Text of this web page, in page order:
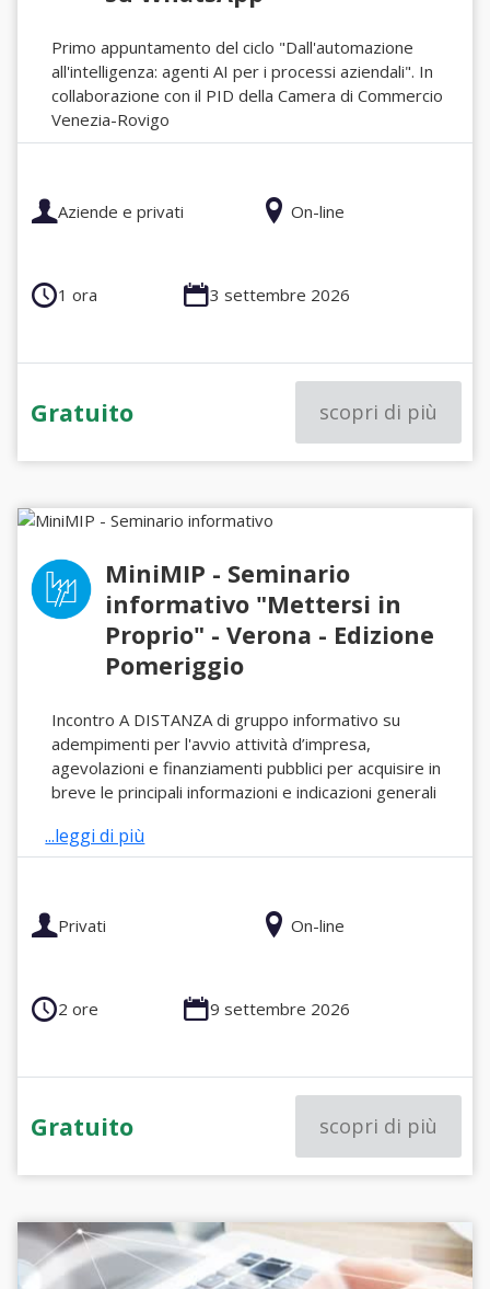
Primo appuntamento del ciclo "Dall'automazione
all'intelligenza: agenti AI per i processi aziendali". In
collaborazione con il PID della Camera di Commercio
Venezia-Rovigo
Aziende e privati On-line
1 ora 3 settembre 2026
Gratuito scopri di più
MiniMIP - Seminario
informativo "Mettersi in
Proprio" - Verona - Edizione
Pomeriggio
Incontro A DISTANZA di gruppo informativo su
adempimenti per l'avvio attività d’impresa,
agevolazioni e finanziamenti pubblici per acquisire in
breve le principali informazioni e indicazioni generali
...leggi di più
Privati On-line
2 ore 9 settembre 2026
Gratuito scopri di più